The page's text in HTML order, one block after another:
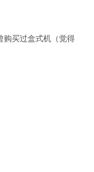
购买过盒式机（觉得